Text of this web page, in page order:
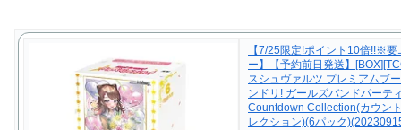
【7/25限定!ポイント10倍!!※要
ー】【予約前日発送】
スシュヴァルツ プレミアムブ
ンドリ! ガールズバンドパーテ
Countdown Collection(カウン
レクション)(6パック